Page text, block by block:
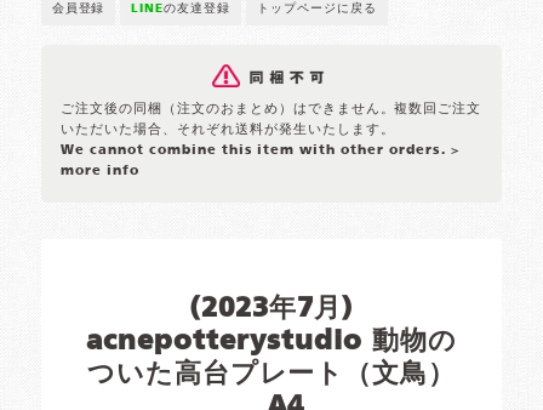
会員登録 LINEの友達登録 トップページに戻る
ご注文後の同梱（注文のおまとめ）はできません。複数回ご注文
いただいた場合、それぞれ送料が発生いたします。
We cannot combine this item with other orders. >
more info
(2023年7月)
acnepotterystudio 動物の
ついた高台プレート（文鳥）